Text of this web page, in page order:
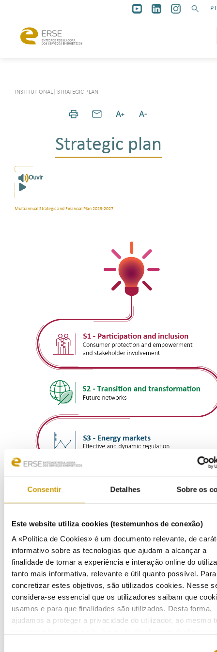
Consentir Detalhes Sobre os
Este website utiliza cookies (testemunhos de conexão)
A «Política de Cookies» é um documento relevante, de
informativo sobre as tecnologias que ajudam a alcançar a
finalidade de tornar a experiência e interação online do
tanto mais informativa, relevante e útil quanto possível. Para
concretizar estes objetivos, são utilizados cookies. Nesse
considera-se essencial que os utilizadores saibam que
usamos e para que finalidades são utilizados. Desta forma,
ajudamos a proteger a privacidade do utilizador, ao mesmo
PT
INSTITUTIONAL| STRATEGIC PLAN
Strategic plan
Ouvir
Multiannual Strategic and Financial Plan 2023-2027
Previous Strategic Plans (in PT):
Plano Estratégico e Financeiro Plurianual 2019-2022
Opções Estratégicas Plurianuais 2014-2018
Plano Estratégico 2009-2012
Estratégia e Plano de Atividades 2002-2004